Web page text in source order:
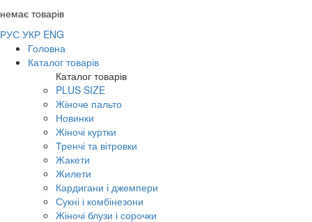
немає товарів
РУС УКР ENG
Головна
Каталог товарів
Каталог товарів
PLUS SIZE
Жіноче пальто
Новинки
Жіночі куртки
Тренчі та вітровки
Жакети
Жилети
Кардигани і джемпери
Сукні і комбінезони
Жіночі блузи і сорочки